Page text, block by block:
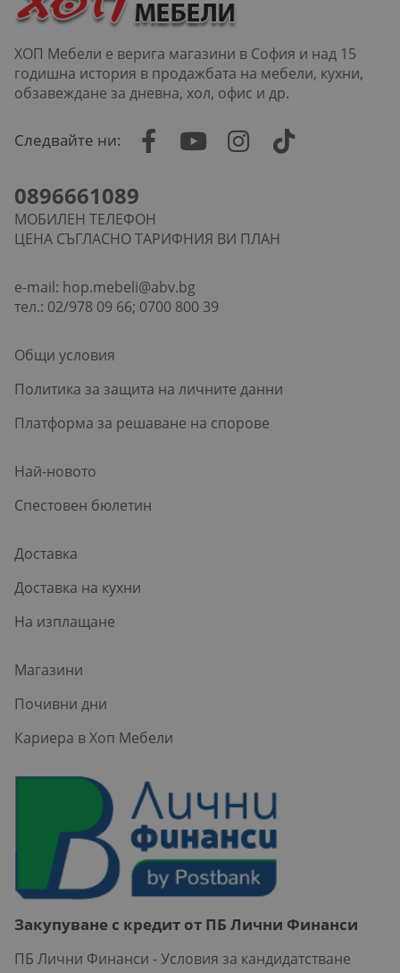
ХОП Мебели е верига магазини в София и над 15
годишна история в продажбата на мебели, кухни,
обзавеждане за дневна, хол, офис и др.
Следвайте ни:
0896661089
МОБИЛЕН ТЕЛЕФОН
ЦЕНА СЪГЛАСНО ТАРИФНИЯ ВИ ПЛАН
e-mail: hop.mebeli@abv.bg
тел.: 02/978 09 66; 0700 800 39
Общи условия
Политика за защита на личните данни
Платформа за решаване на спорове
Най-новото
Спестовен бюлетин
Доставка
Доставка на кухни
На изплащане
Магазини
Почивни дни
Кариера в Хоп Мебели
Закупуване с кредит от ПБ Лични Финанси
ПБ Лични Финанси - Условия за кандидатстване